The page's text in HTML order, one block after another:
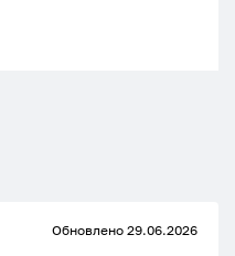
Обновлено 29.06.2026